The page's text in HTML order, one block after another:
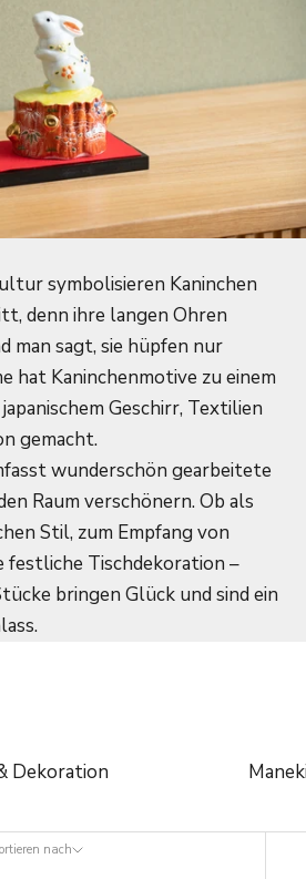
symbolisieren Kaninchen
denn ihre langen Ohren
man sagt, sie hüpfen nur
hat Kaninchenmotive zu einem
Geschirr, Textilien
gemacht.
wunderschön gearbeitete
Raum verschönern. Ob als
Stil, zum Empfang von
festliche Tischdekoration –
bringen Glück und sind ein
Dekoration
nach